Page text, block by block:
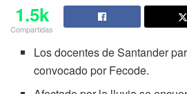
1.5k
Compartidas
Los docentes de Santander
convocado por Fecode.